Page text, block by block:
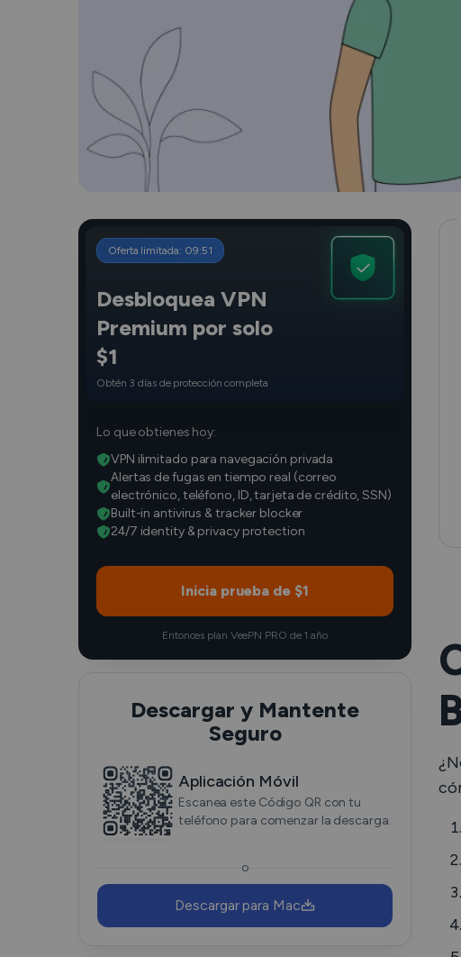
Oferta limitada: 09:50
Desbloquea VPN
Premium por solo
$1
Obtén 3 días de protección completa
Lo que obtienes hoy:
VPN ilimitado para navegación privada
Alertas de fugas en tiempo real (correo
electrónico, teléfono, ID, tarjeta de crédito, SSN)
Built-in antivirus & tracker blocker
24/7 identity & privacy protection
Inicia prueba de $1
Entonces plan VeePN PRO de 1 año
Descargar y Mantente
Seguro
Aplicación Móvil
Escanea este Código QR con tu
teléfono para comenzar la descarga.
o
Descargar para Mac